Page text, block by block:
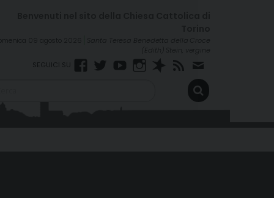
09 agosto 2026
Santa Teresa Benedetta della Croce
(Edith) Stein, vergine
Facebook
TwitterYouTubeInstagram
Spreaker
RSS
FEED
Newsletter